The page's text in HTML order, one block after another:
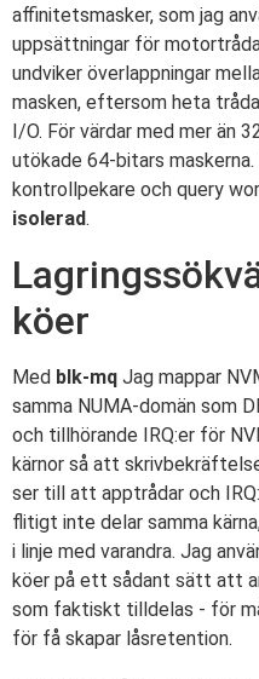
affinitetsmasker, som jag
uppsättningar för
undviker överlappningar
masken, eftersom heta
I/O. För värdar med mer än
utökade 64-bitars
kontrollpekare och query
isolerad.
köer
Med blk-mq Jag mappar
samma NUMA-domän som
och tillhörande IRQ:er för
kärnor så att
ser till att apptrådar och
flitigt inte delar samma
i linje med varandra. Jag
köer på ett sådant sätt att
som faktiskt tilldelas - för
för få skapar låsretention.